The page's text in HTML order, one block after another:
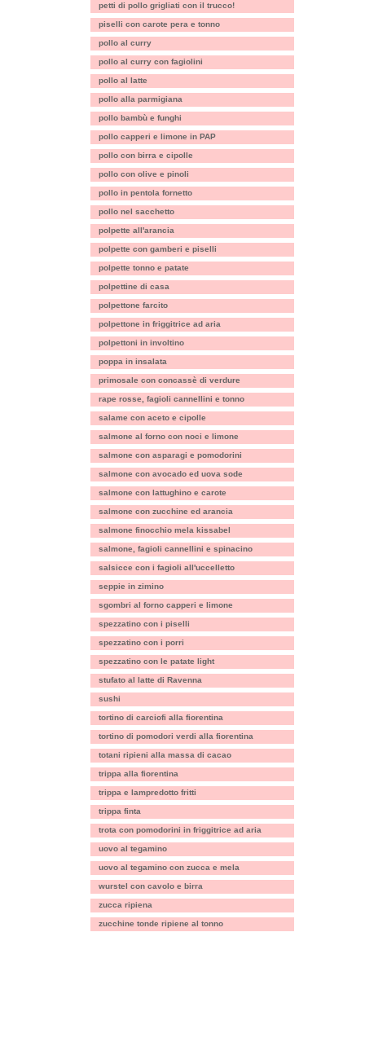
petti di pollo grigliati con il trucco!
piselli con carote pera e tonno
pollo al curry
pollo al curry con fagiolini
pollo al latte
pollo alla parmigiana
pollo bambù e funghi
pollo capperi e limone in PAP
pollo con birra e cipolle
pollo con olive e pinoli
pollo in pentola fornetto
pollo nel sacchetto
polpette all'arancia
polpette con gamberi e piselli
polpette tonno e patate
polpettine di casa
polpettone farcito
polpettone in friggitrice ad aria
polpettoni in involtino
poppa in insalata
primosale con concassè di verdure
rape rosse, fagioli cannellini e tonno
salame con aceto e cipolle
salmone al forno con noci e limone
salmone con asparagi e pomodorini
salmone con avocado ed uova sode
salmone con lattughino e carote
salmone con zucchine ed arancia
salmone finocchio mela kissabel
salmone, fagioli cannellini e spinacino
salsicce con i fagioli all'uccelletto
seppie in zimino
sgombri al forno capperi e limone
spezzatino con i piselli
spezzatino con i porri
spezzatino con le patate light
stufato al latte di Ravenna
sushi
tortino di carciofi alla fiorentina
tortino di pomodori verdi alla fiorentina
totani ripieni alla massa di cacao
trippa alla fiorentina
trippa e lampredotto fritti
trippa finta
trota con pomodorini in friggitrice ad aria
uovo al tegamino
uovo al tegamino con zucca e mela
wurstel con cavolo e birra
zucca ripiena
zucchine tonde ripiene al tonno